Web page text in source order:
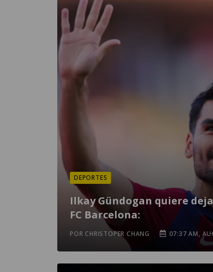
DEPORTES
Ilkay Gündogan quiere
FC Barcelona:
POR CHRISTOPER CHANG 07:37 AM,